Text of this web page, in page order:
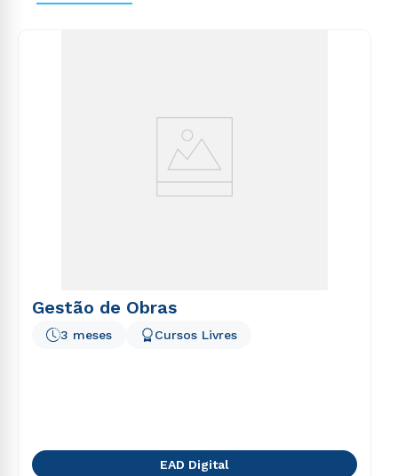
Gestão de Obras
3 meses Cursos Livres
EAD Digital